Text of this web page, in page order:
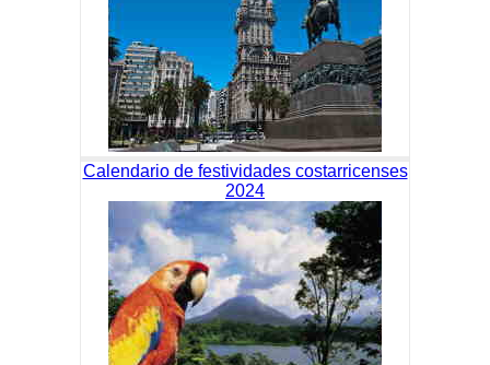
Calendario de festividades costarricenses
2024